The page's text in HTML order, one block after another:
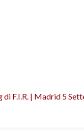
di F.I.R. | Madrid 5